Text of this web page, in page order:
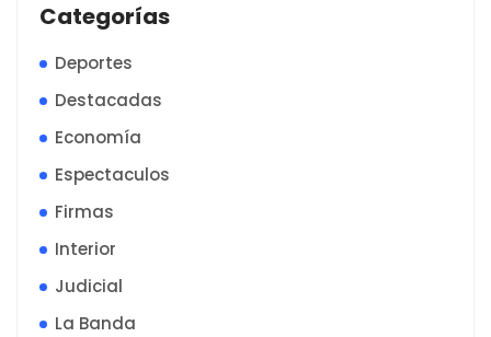
Categorías
Deportes
Destacadas
Economía
Espectaculos
Firmas
Interior
Judicial
La Banda